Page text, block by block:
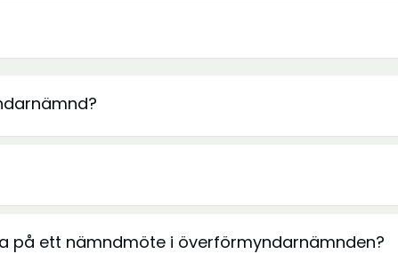
på ett nämndmöte i överförmyndarnämnden?